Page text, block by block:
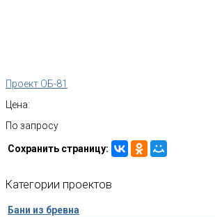
Проект ОБ-81
Цена:
По запросу
Сохранить страницу:
Категории проектов
Бани из бревна